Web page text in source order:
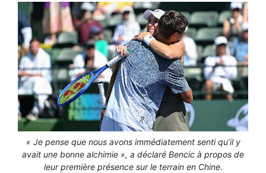
« Je pense que nous avons immédiatement senti qu’il y
avait une bonne alchimie », a déclaré Bencic à propos de
leur première présence sur le terrain en Chine.